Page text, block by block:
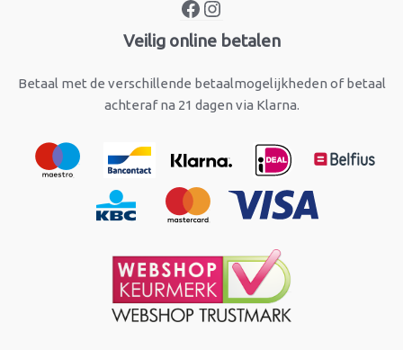
Veilig online betalen
Betaal met de verschillende betaalmogelijkheden of betaal
achteraf na 21 dagen via Klarna.